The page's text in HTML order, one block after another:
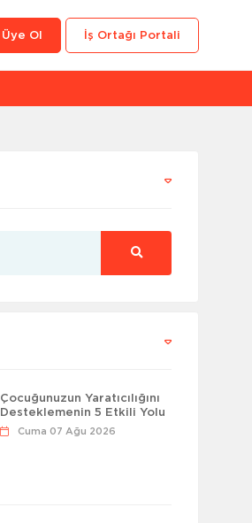
İş Ortağı Portali
Üye Ol
Çocuğunuzun Yaratıcılığını
Desteklemenin 5 Etkili Yolu
Cuma 07 Ağu 2026